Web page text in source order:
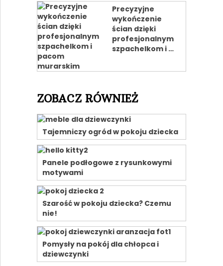
Precyzyjne
wykończenie
ścian dzięki
profesjonalnym
szpachelkom i …
ZOBACZ RÓWNIEŻ
Tajemniczy ogród w pokoju dziecka
Panele podłogowe z rysunkowymi
motywami
Szarość w pokoju dziecka? Czemu
nie!
Pomysły na pokój dla chłopca i
dziewczynki